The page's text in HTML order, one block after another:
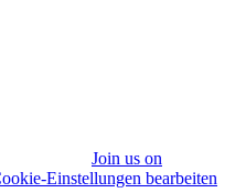
Join us on
Einstellungen bearbeiten